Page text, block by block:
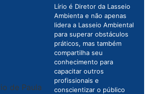
Lírio é Diretor da Lasseio
Ambienta e não apenas
lidera a Lasseio Ambiental
para superar obstáculos
práticos, mas também
compartilha seu
conhecimento para
capacitar outros
profissionais e
conscientizar o público